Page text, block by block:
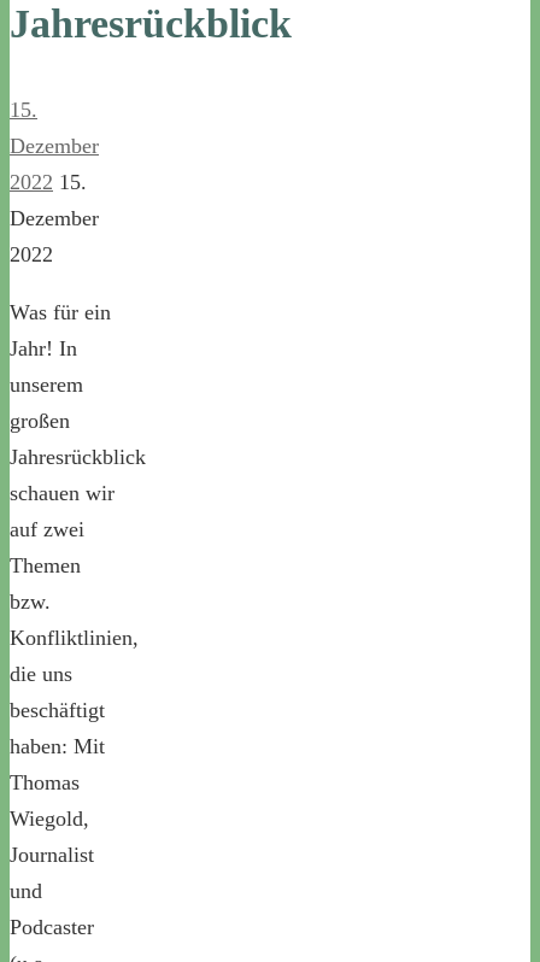
Jahresrückblick
15.
Dezember
2022 15.
Dezember
2022
Was für ein
Jahr! In
unserem
großen
Jahresrückblick
schauen wir
auf zwei
Themen
bzw.
Konfliktlinien,
die uns
beschäftigt
haben: Mit
Thomas
Wiegold,
Journalist
und
Podcaster